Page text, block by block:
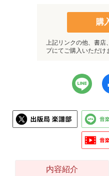
購
上記リンクの他、書店
プにてご購入いただけ
内容紹介